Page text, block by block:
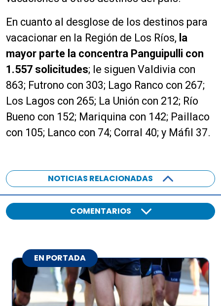
En cuanto al desglose de los destinos para
vacacionar en la Región de Los Ríos, la
mayor parte la concentra Panguipulli con
1.557 solicitudes; le siguen Valdivia con
863; Futrono con 303; Lago Ranco con 267;
Los Lagos con 265; La Unión con 212; Río
Bueno con 152; Mariquina con 142; Paillaco
con 105; Lanco con 74; Corral 40; y Máfil 37.
NOTICIAS RELACIONADAS
COMENTARIOS
EN PORTADA